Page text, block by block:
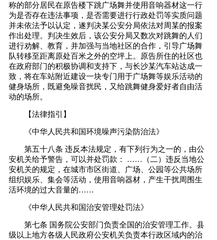
称的部分居民在原告楼下跳广场舞并使用音响器材这一行
为是否存在违法事项，是否需要进行行政处罚等实质问题
并未依法予以认定，遂判决某公安分局依法对周某的报案
作出处理。判决生效后，该公安分局又数次对跳舞的人们
进行劝解、教育，并加强与当地社区的合作，引导广场舞
队转移至距离原处百米之外的空坪上。原告所住的社区也
在政府部门的积极协调和支持下，与长沙某汽车站达成一
致，将在车站附近建设一块专门用于广场舞等娱乐活动的
健身场所，既避免噪音扰民，又给跳舞健身爱好者自由活
动的场所。
【法律指引】
《中华人民共和国环境噪声污染防治法》
第五十八条 违反本法规定，有下列行为之一的，由公
安机关给予警告，可以并处罚款： ……（二）违反当地公
安机关的规定，在城市市区街道、广场、公园等公共场所
组织娱乐、集会等活动，使用音响器材，产生干扰周围生
活环境的过大音量的……
《中华人民共和国治安管理处罚法》
第七条 国务院公安部门负责全国的治安管理工作。县
级以上地方各级人民政府公安机关负责本行政区域内的治